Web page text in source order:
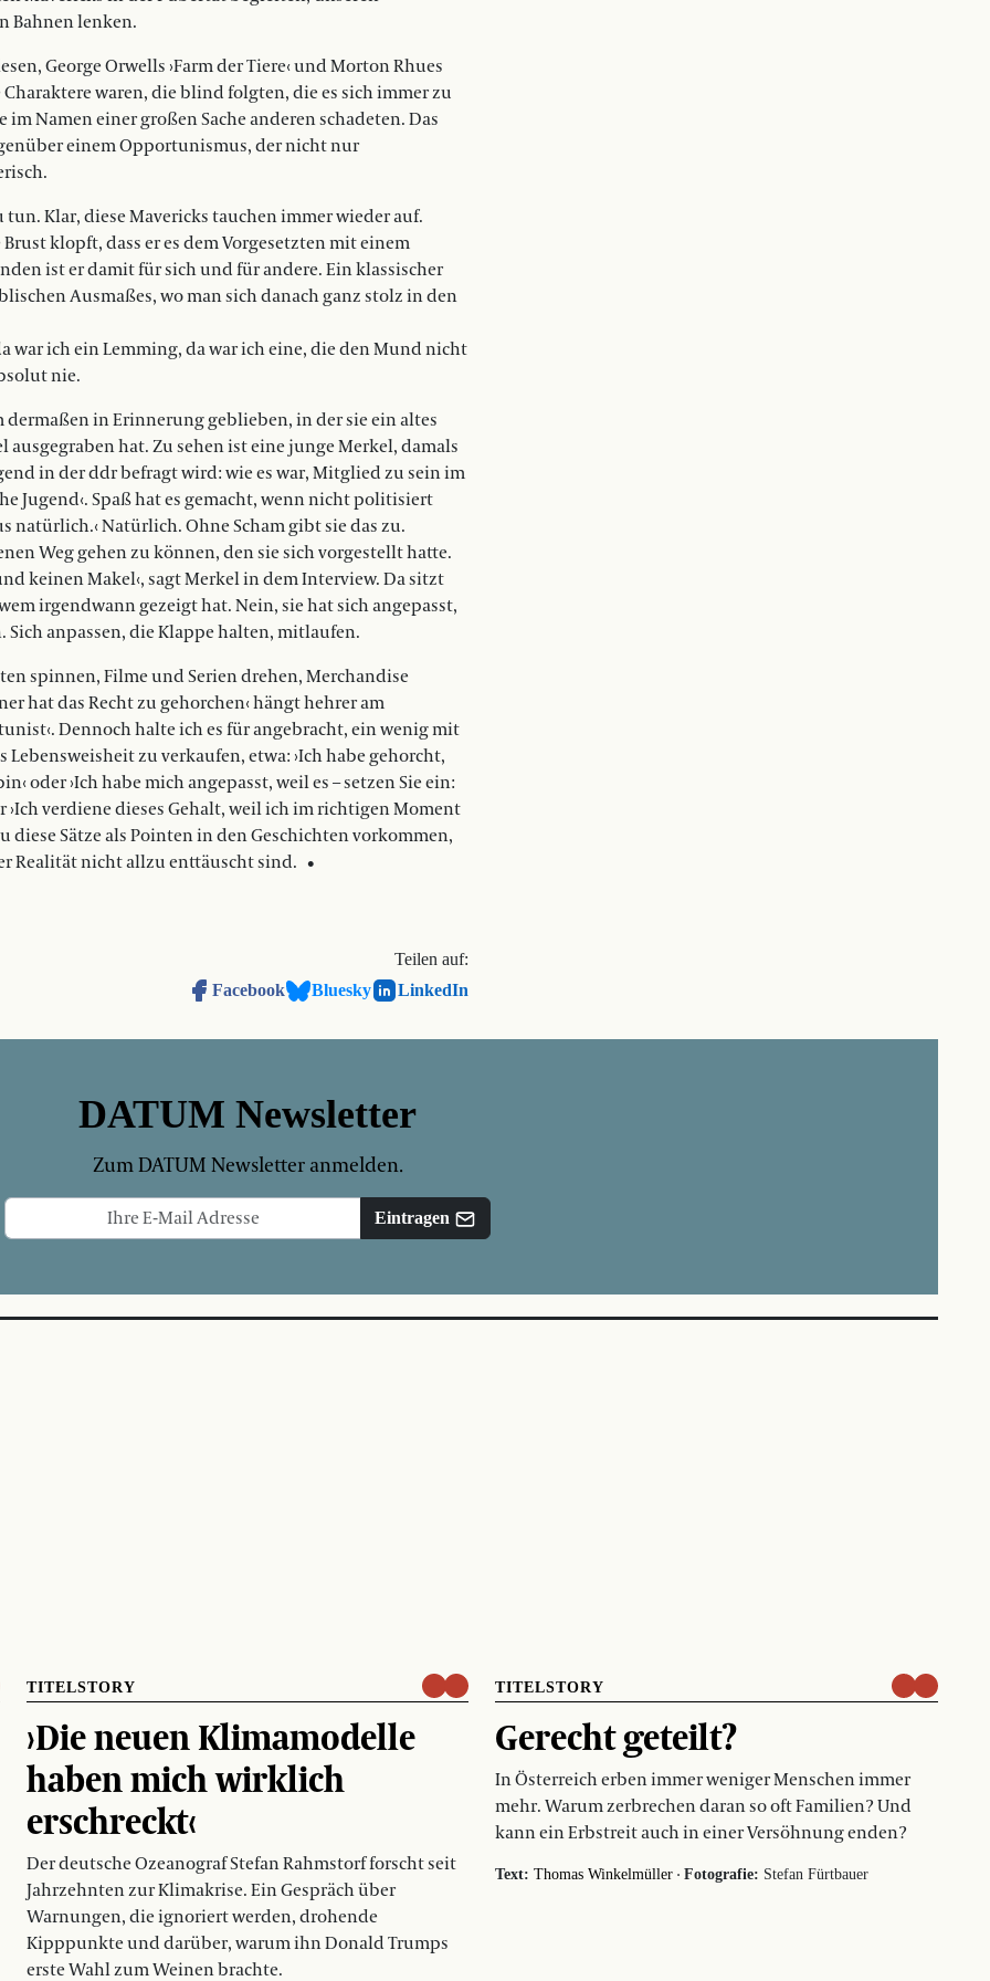
Bahnen lenken.
George Orwells ›Farm der Tiere‹ und Morton Rhues
waren, die blind folgten, die es sich immer zu
Namen einer großen Sache anderen schadeten. Das
einem Opportunismus, der nicht nur
Klar, diese Mavericks tauchen immer wieder auf.
klopft, dass er es dem Vorgesetzten mit einem
ist er damit für sich und für andere. Ein klassischer
Ausmaßes, wo man sich danach ganz stolz in den
war ich ein Lemming, da war ich eine, die den Mund nicht
nie.
in Erinnerung geblieben, in der sie ein altes
hat. Zu sehen ist eine junge Merkel, damals
in der ddr befragt wird: wie es war, Mitglied zu sein im
Jugend‹. Spaß hat es gemacht, wenn nicht politisiert
natürlich.‹ Natürlich. Ohne Scham gibt sie das zu.
Weg gehen zu können, den sie sich vorgestellt hatte.
keinen Makel‹, sagt Merkel in dem Interview. Da sitzt
irgendwann gezeigt hat. Nein, sie hat sich angepasst,
anpassen, die Klappe halten, mitlaufen.
spinnen, Filme und Serien drehen, Merchandise
hat das Recht zu gehorchen‹ hängt hehrer am
Dennoch halte ich es für angebracht, ein wenig mit
zu verkaufen, etwa: ›Ich habe gehorcht,
oder ›Ich habe mich angepasst, weil es – setzen Sie ein:
›Ich verdiene dieses Gehalt, weil ich im richtigen Moment
Sätze als Pointen in den Geschichten vorkommen,
Realität nicht allzu enttäuscht sind. •
Teilen auf:
Facebook
Bluesky LinkedIn
DATUM Newsletter
Zum DATUM Newsletter anmelden.
Eintragen
TITELSTORY
›Die neuen Klimamodelle
haben mich wirklich
erschreckt‹
Der deutsche Ozeanograf Stefan Rahmstorf forscht seit
Jahrzehnten zur Klimakrise. Ein Gespräch über
Warnungen, die ignoriert werden, drohende
Kipppunkte und darüber, warum ihn Donald Trumps
erste Wahl zum Weinen brachte.
TITELSTORY
Gerecht geteilt?
In Österreich erben immer weniger Menschen immer
mehr. Warum zerbrechen daran so oft Familien? Und
kann ein Erbstreit auch in einer Versöhnung enden?
Text: Thomas Winkelmüller ·Fotografie: Stefan Fürtbauer